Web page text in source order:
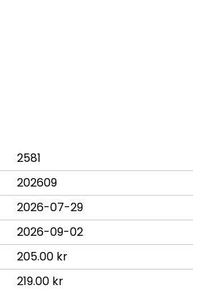
2581
202609
2026-07-29
2026-09-02
205.00 kr
219.00 kr